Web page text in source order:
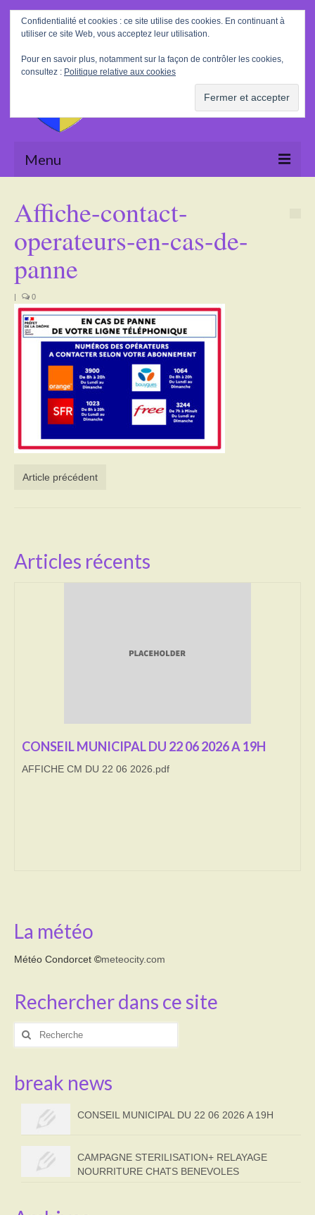
Rechercher
:
Menu
La Mairie
Le village
Actualités
Activités
Contact
Heures d’ouverture
Démarches administratives
CONSEILLER NUMERIQUE
Service des eaux
Correspondants de presse
LE BRULAGE DES VEGETAUX
Affiche-contact-
operateurs-en-cas-de-
panne
| 0
Article précédent
Articles récents
CONSEIL MUNICIPAL DU 22 06 2026 A 19H
AFFICHE CM DU 22 06 2026.pdf
La météo
Météo Condorcet ©meteocity.com
Rechercher dans ce site
Rechercher
break news
CONSEIL MUNICIPAL DU 22 06 2026 A 19H
CAMPAGNE STERILISATION+ RELAYAGE
NOURRITURE CHATS BENEVOLES
Confidentialité et cookies : ce site utilise des cookies. En continuant à
utiliser ce site Web, vous acceptez leur utilisation.
Pour en savoir plus, notamment sur la façon de contrôler les cookies,
consultez : Politique relative aux cookies